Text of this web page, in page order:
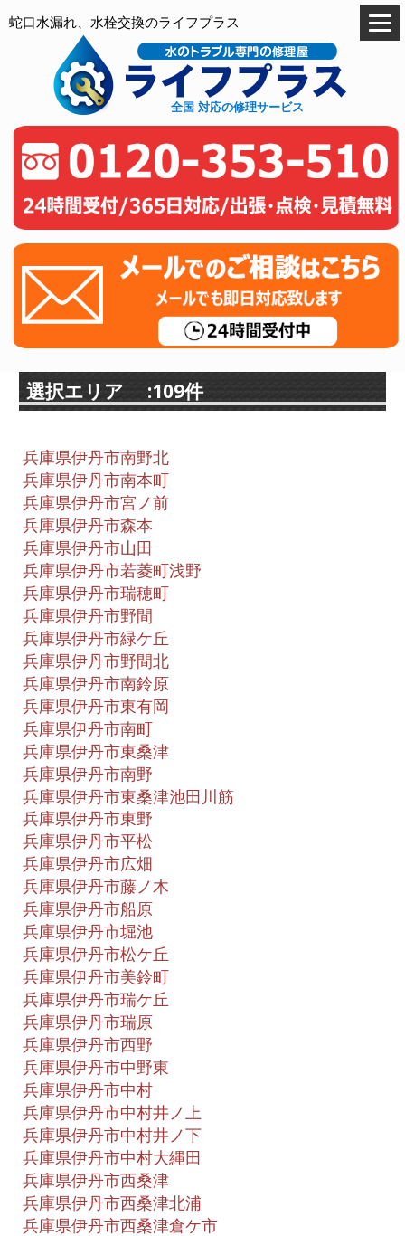
蛇口水漏れ、水栓交換のライフプラス
全国 対応の修理サービス
選択エリア :109件
兵庫県伊丹市南野北
兵庫県伊丹市南本町
兵庫県伊丹市宮ノ前
兵庫県伊丹市森本
兵庫県伊丹市山田
兵庫県伊丹市若菱町浅野
兵庫県伊丹市瑞穂町
兵庫県伊丹市野間
兵庫県伊丹市緑ケ丘
兵庫県伊丹市野間北
兵庫県伊丹市南鈴原
兵庫県伊丹市東有岡
兵庫県伊丹市南町
兵庫県伊丹市東桑津
兵庫県伊丹市南野
兵庫県伊丹市東桑津池田川筋
兵庫県伊丹市東野
兵庫県伊丹市平松
兵庫県伊丹市広畑
兵庫県伊丹市藤ノ木
兵庫県伊丹市船原
兵庫県伊丹市堀池
兵庫県伊丹市松ケ丘
兵庫県伊丹市美鈴町
兵庫県伊丹市瑞ケ丘
兵庫県伊丹市瑞原
兵庫県伊丹市西野
兵庫県伊丹市中野東
兵庫県伊丹市中村
兵庫県伊丹市中村井ノ上
兵庫県伊丹市中村井ノ下
兵庫県伊丹市中村大縄田
兵庫県伊丹市西桑津
兵庫県伊丹市西桑津北浦
兵庫県伊丹市西桑津倉ケ市